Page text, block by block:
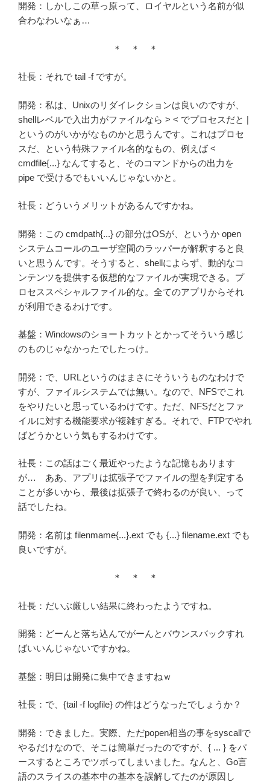
開発：しかしこの草っ原って、ロイヤルという名前が似
合わなわいなぁ…
＊ ＊ ＊
社長：それで tail -f ですが。
開発：私は、Unixのリダイレクションは良いのですが、
shellレベルで入出力がファイルなら > < でプロセスだと |
というのがいかがなものかと思うんです。これはプロセ
スだ、という特殊ファイル名的なもの、例えば <
cmdfile{...} なんてすると、そのコマンドからの出力を
pipe で受けるでもいいんじゃないかと。
社長：どういうメリットがあるんですかね。
開発：この cmdpath{...} の部分はOSが、というか open
システムコールのユーザ空間のラッパーが解釈すると良
いと思うんです。そうすると、shellによらず、動的なコ
ンテンツを提供する仮想的なファイルが実現できる。プ
ロセススペシャルファイル的な。全てのアプリからそれ
が利用できるわけです。
基盤：Windowsのショートカットとかってそういう感じ
のものじゃなかったでしたっけ。
開発：で、URLというのはまさにそういうものなわけで
すが、ファイルシステムでは無い。なので、NFSでこれ
をやりたいと思っているわけです。ただ、NFSだとファ
イルに対する機能要求が複雑すぎる。それで、FTPでやれ
ばどうかという気もするわけです。
社長：この話はごく最近やったような記憶もあります
が… ああ、アプリは拡張子でファイルの型を判定する
ことが多いから、最後は拡張子で終わるのが良い、って
話でしたね。
開発：名前は filenmame{...}.ext でも {...} filename.ext でも
良いですが。
＊ ＊ ＊
社長：だいぶ厳しい結果に終わったようですね。
開発：どーんと落ち込んでがーんとバウンスバックすれ
ばいいんじゃないですかね。
基盤：明日は開発に集中できますねｗ
社長：で、{tail -f logfile} の件はどうなったでしょうか？
開発：できました。実際、ただpopen相当の事をsyscallで
やるだけなので、そこは簡単だったのですが、{ ... } をパ
ースするところでツボってしまいました。なんと、Go言
語のスライスの基本中の基本を誤解してたのが原因し